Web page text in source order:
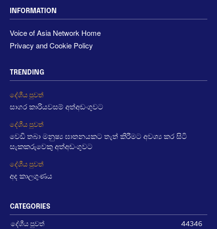
INFORMATION
Voice of Asia Network Home
Privacy and Cookie Policy
TRENDING
දේශීය පුවත්
සාගර කාරියවසම් අත්අඩංගුවට
දේශීය පුවත්
වෙඩි තබා මනුෂ්‍ය ඝාතනයකට තැත් කිරීමට අවශ්‍ය කර සිටි
සැකකරුවෙකු අත්අඩංගුවට
දේශීය පුවත්
අද කාලගුණය
CATEGORIES
දේශීය පුවත්
44346